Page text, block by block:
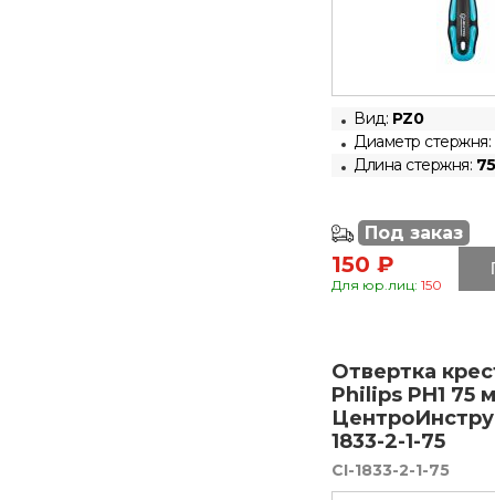
Вид: PZ0
Диаметр стержня:
Длина стержня:
Под заказ
150 ₽
Для юр.лиц: 150
Отвертка
Philips PH1 75
1833-2-1-75
CI-1833-2-1-75